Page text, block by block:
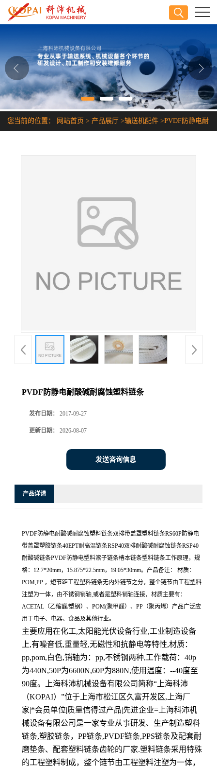
公司介绍
公司动态
产品展厅
证书荣誉
您当前的位置： 网站首页 > 产品展厅 >输送机配件 >PVDF防静电耐
PVDF防静电耐酸碱耐腐蚀塑料链条
发布日期： 2017-09-27
更新日期： 2026-08-07
发送咨询信息
产品详请
PVDF防静电耐酸碱耐腐蚀塑料链条双排带盖罩塑料链条RS60P防静电
带盖罩塑胶链条40EPT耐高温链条RSP40双排耐酸碱耐腐蚀链条RSP40
耐酸碱链条PVDF防静电塑料滚子链条椿本链条塑料链条工作原理，规
格：12.7*20mm，15.875*22.5mm，19.05*30mm。产品备注： 材质：
POM,PP ，短节距工程塑料链条无内外链节之分，整个链节由工程塑料
注塑为一体，由不锈钢销轴,或者是塑料销轴连接，材质主要有：
ACETAL（乙缩醛/塑钢）、POM(聚甲醛）、PP（聚丙烯）产品广泛应
用于电子、电器、食品及其他行业。
主要应用在化工,太阳能光伏设备行业,工业制造设备
上,有噪音低,重量轻,无磁性和抗静电等特性,材质：
pp,pom,白色,销轴为：pp,不锈钢两种,工作载荷：40p
为440N,50P为6600N,60P为880N,使用温度：--40度至
90度。上海科沛机械设备有限公司简称“上海科沛
（KOPAI）”位于上海市松江区久富开发区,上海厂
家|*会员单位|质量信得过产品|先进企业=上海科沛机
械设备有限公司是一家专业从事研发、生产制造塑料
链条,塑胶链条，PP链条,PVDF链条,PPS链条及配套耐
磨垫条、配套塑料链条齿轮的厂家.塑料链条采用特殊
的工程塑料制成，整个链节由工程塑料注塑为一体，